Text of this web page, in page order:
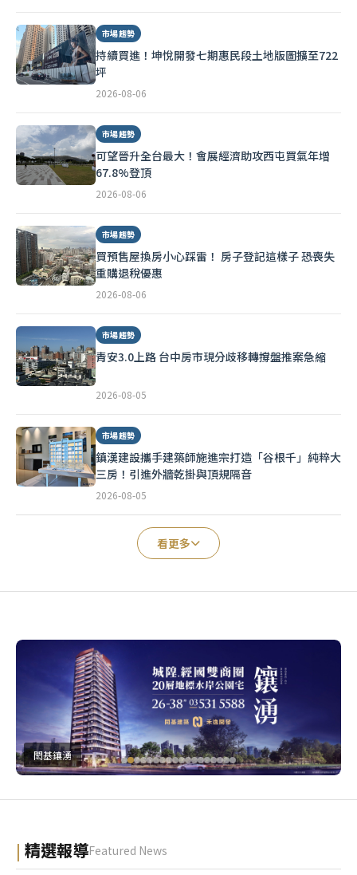
市場趨勢
持續買進！坤悅開發七期惠民段土地版圖擴至722
坪
2026-08-06
市場趨勢
可望晉升全台最大！會展經濟助攻西屯買氣年增
67.8%登頂
2026-08-06
市場趨勢
買預售屋換房小心踩雷！ 房子登記這樣子 恐喪失
重購退稅優惠
2026-08-06
市場趨勢
青安3.0上路 台中房市現分歧移轉撐盤推案急縮
2026-08-05
市場趨勢
鎮漢建設攜手建築師施進宗打造「谷根千」純粹大
三房！引進外牆乾掛與頂規隔音
2026-08-05
看更多
閎基鑲湧
精選報導Featured News